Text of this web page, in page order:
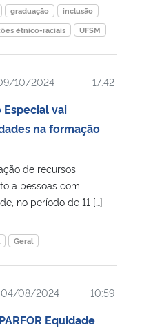
graduação
inclusão
étnico-raciais UFSM
10/2024 17:42
Especial vai
na formação
de recursos
a pessoas com
no período de 11 […]
Geral
04/08/2024 10:59
Equidade